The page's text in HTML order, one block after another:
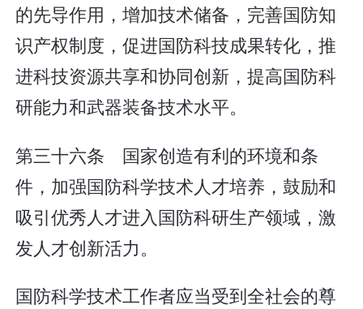
的先导作用，增加技术储备，完善国防知
识产权制度，促进国防科技成果转化，推
进科技资源共享和协同创新，提高国防科
研能力和武器装备技术水平。
第三十六条 国家创造有利的环境和条
件，加强国防科学技术人才培养，鼓励和
吸引优秀人才进入国防科研生产领域，激
发人才创新活力。
国防科学技术工作者应当受到全社会的尊